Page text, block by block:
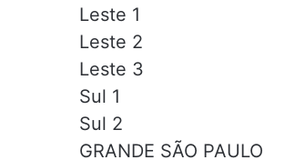
Leste 1
Leste 2
Leste 3
Sul 1
Sul 2
GRANDE SÃO PAULO